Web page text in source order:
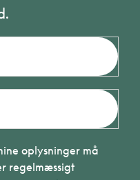
oplysninger må
regelmæssigt